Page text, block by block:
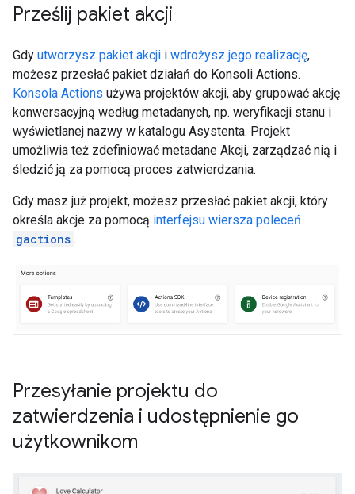
Prześlij pakiet akcji
Gdy utworzysz pakiet akcji i wdrożysz jego realizację,
możesz przesłać pakiet działań do Konsoli Actions.
Konsola Actions używa projektów akcji, aby grupować akcję
konwersacyjną według metadanych, np. weryfikacji stanu i
wyświetlanej nazwy w katalogu Asystenta. Projekt
umożliwia też zdefiniować metadane Akcji, zarządzać nią i
śledzić ją za pomocą proces zatwierdzania.
Gdy masz już projekt, możesz przesłać pakiet akcji, który
określa akcje za pomocą interfejsu wiersza poleceń
gactions .
Przesyłanie projektu do
zatwierdzenia i udostępnienie go
użytkownikom